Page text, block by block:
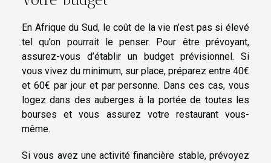
En Afrique du Sud, le coût de la vie n’est pas si élevé
tel qu’on pourrait le penser. Pour être prévoyant,
assurez-vous d’établir un budget prévisionnel. Si
vous vivez du minimum, sur place, préparez entre 40€
et 60€ par jour et par personne. Dans ces cas, vous
logez dans des auberges à la portée de toutes les
bourses et vous assurez votre restaurant vous-
même.
Si vous avez une activité financière stable, prévoyez